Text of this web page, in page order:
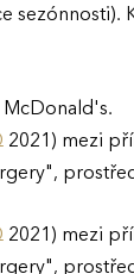
sezónnosti).
2021) mezi
2021) mezi